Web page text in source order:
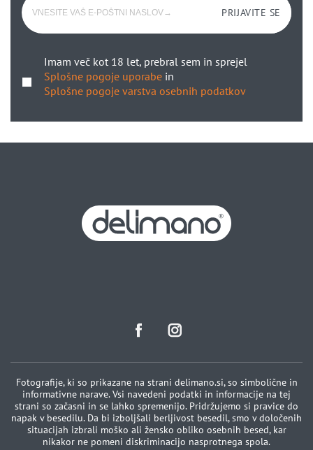
PRIJAVITE SE
Imam več kot 18 let, prebral sem in sprejel
Splošne pogoje uporabe in
Splošne pogoje varstva osebnih podatkov
Fotografije, ki so prikazane na strani delimano.si, so simbolične in
informativne narave. Vsi navedeni podatki in informacije na tej
strani so začasni in se lahko spremenijo. Pridržujemo si pravice do
napak v besedilu. Da bi izboljšali berljivost besedil, smo v določenih
situacijah izbrali moško ali žensko obliko osebnih besed, kar
nikakor ne pomeni diskriminacijo nasprotnega spola.